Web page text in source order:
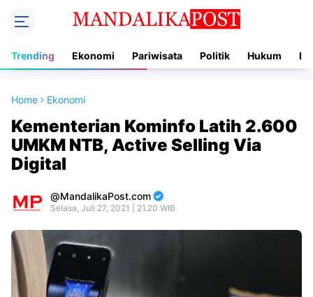
Trending Ekonomi Pariwisata Politik Hukum
Home Ekonomi
Kementerian Kominfo Latih 2.600
UMKM NTB, Active Selling Via
Digital
MandalikaPost.com
Selasa, Juli 27, 2021 | 21.20 WIB